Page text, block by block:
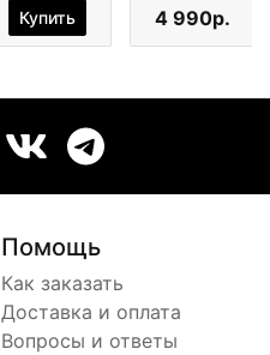
Купить 4 990р.
Помощь
Как заказать
Доставка и оплата
Вопросы и ответы